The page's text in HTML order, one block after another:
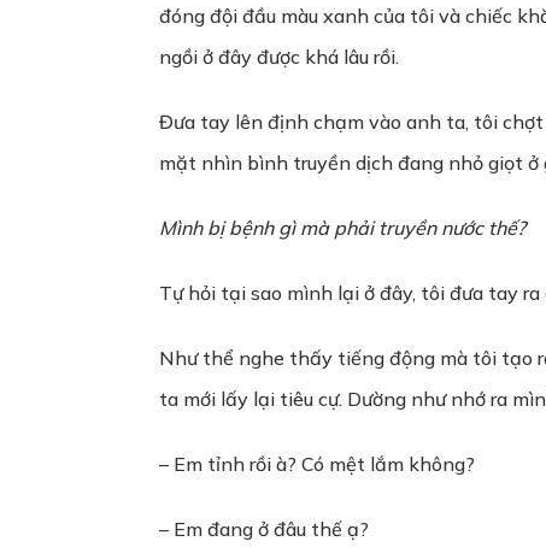
đóng đội đầu màu xanh của tôi và chiếc
ngồi ở đây được khá lâu rồi.
Đưa tay lên định chạm vào anh ta, tôi
mặt nhìn bình truyền dịch đang nhỏ giọt
Mình bị bệnh gì mà phải truyền nước thế?
Tự hỏi tại sao mình lại ở đây, tôi đưa tay
Như thể nghe thấy tiếng động mà tôi tạo
ta mới lấy lại tiêu cự. Dường như nhớ ra
– Em tỉnh rồi à? Có mệt lắm không?
– Em đang ở đâu thế ạ?